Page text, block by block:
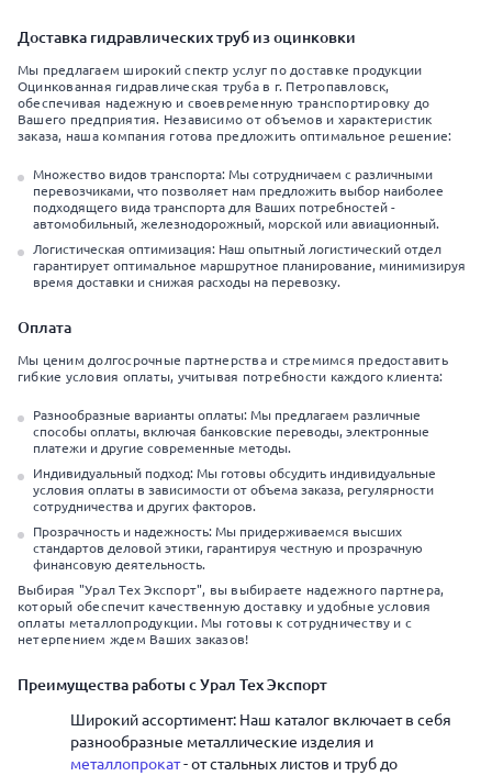
Доставка гидравлических труб из оцинковки
Мы предлагаем широкий спектр услуг по доставке продукции
Оцинкованная гидравлическая труба в г. Петропавловск,
обеспечивая надежную и своевременную транспортировку до
Вашего предприятия. Независимо от объемов и характеристик
заказа, наша компания готова предложить оптимальное решение:
Множество видов транспорта: Мы сотрудничаем с различными
перевозчиками, что позволяет нам предложить выбор наиболее
подходящего вида транспорта для Ваших потребностей -
автомобильный, железнодорожный, морской или авиационный.
Логистическая оптимизация: Наш опытный логистический отдел
гарантирует оптимальное маршрутное планирование, минимизируя
время доставки и снижая расходы на перевозку.
Оплата
Мы ценим долгосрочные партнерства и стремимся предоставить
гибкие условия оплаты, учитывая потребности каждого клиента:
Разнообразные варианты оплаты: Мы предлагаем различные
способы оплаты, включая банковские переводы, электронные
платежи и другие современные методы.
Индивидуальный подход: Мы готовы обсудить индивидуальные
условия оплаты в зависимости от объема заказа, регулярности
сотрудничества и других факторов.
Прозрачность и надежность: Мы придерживаемся высших
стандартов деловой этики, гарантируя честную и прозрачную
финансовую деятельность.
Выбирая "Урал Тех Экспорт", вы выбираете надежного партнера,
который обеспечит качественную доставку и удобные условия
оплаты металлопродукции. Мы готовы к сотрудничеству и с
нетерпением ждем Ваших заказов!
Преимущества работы с Урал Тех Экспорт
Широкий ассортимент: Наш каталог включает в себя
разнообразные металлические изделия и
металлопрокат- от стальных листов и труб до